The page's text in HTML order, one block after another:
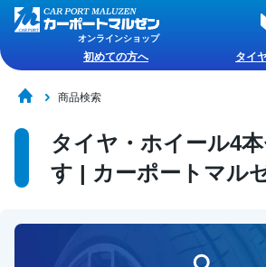
オンラインショップ
初めての方へ タイ
商品検索
タイヤ・ホイール4
す | カーポートマル